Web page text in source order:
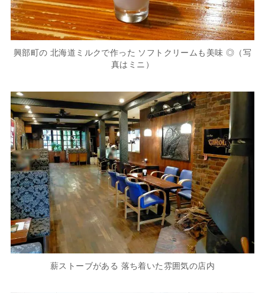
興部町の 北海道ミルクで作った ソフトクリームも美味 ◎（写
真はミニ）
薪ストーブがある 落ち着いた雰囲気の店内